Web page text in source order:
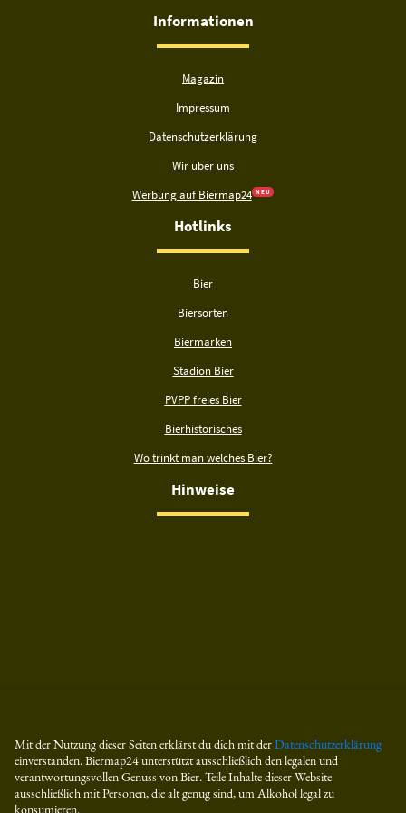
Informationen
Magazin
Impressum
Datenschutzerklärung
Wir über uns
Werbung auf Biermap24 N E U
Hotlinks
Bier
Biersorten
Biermarken
Stadion Bier
PVPP freies Bier
Bierhistorisches
Wo trinkt man welches Bier?
Hinweise
Mit der Nutzung dieser Seiten erklärst du dich mit derDatenschutzerklärung
einverstanden. Biermap24 unterstützt ausschließlich den legalen und
verantwortungsvollen Genuss von Bier. Teile Inhalte dieser Website
ausschließlich mit Personen, die alt genug sind, um Alkohol legal zu
konsumieren.